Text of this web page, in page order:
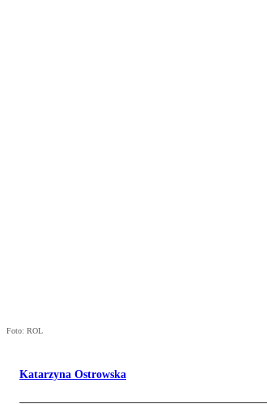
Foto: ROL
Katarzyna Ostrowska